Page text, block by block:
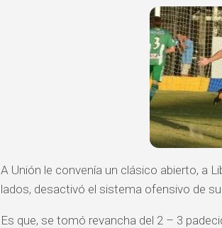
A Unión le convenía un clásico abierto, a
lados, desactivó el sistema ofensivo de
Es que, se tomó revancha del 2 – 3